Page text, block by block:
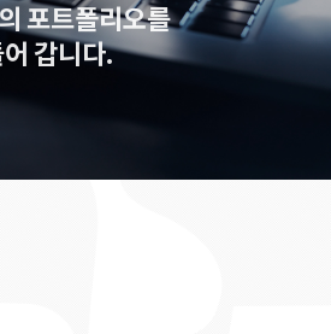
포트폴리오를
갑니다.